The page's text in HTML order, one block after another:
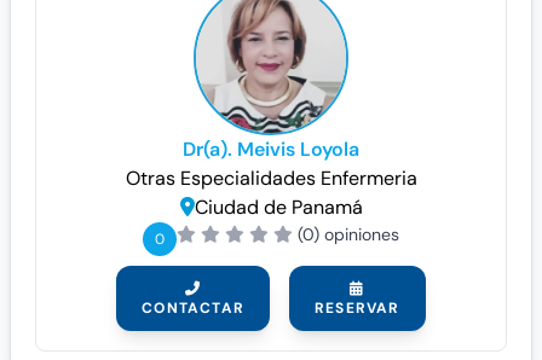
Dr(a). Meivis Loyola
Otras Especialidades Enfermeria
Ciudad de Panamá
0 (0) opiniones
CONTACTAR RESERVAR